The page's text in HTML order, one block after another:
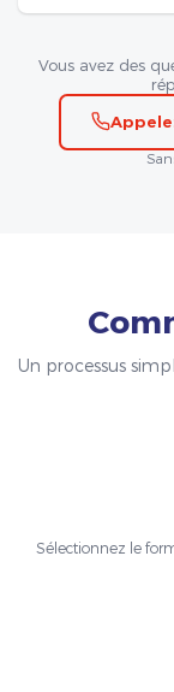
Vous avez des
Un processus
Sélectionnez le